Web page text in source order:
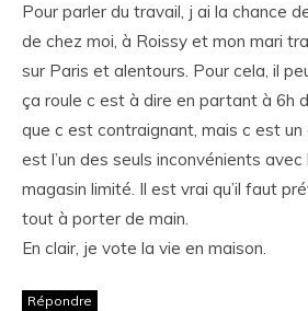
Pour parler du travail, j ai la chance
de chez moi, à Roissy et mon mari
sur Paris et alentours. Pour cela, il
ça roule c est à dire en partant à 6h
que c est contraignant, mais c est un
est l’un des seuls inconvénients
magasin limité. Il est vrai qu’il faut
tout à porter de main.
En clair, je vote la vie en maison.
Répondre